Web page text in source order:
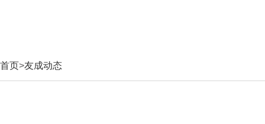
首页>友成动态